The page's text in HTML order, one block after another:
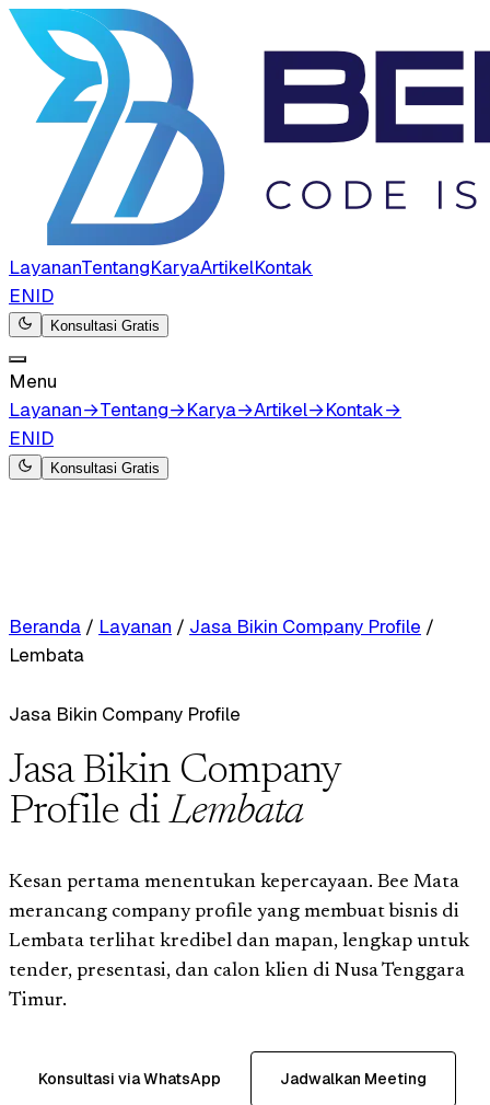
LayananTentangKaryaArtikelKontak
ENID
Konsultasi Gratis
Menu
Layanan→Tentang→Karya→Artikel→Kontak→
ENID
Konsultasi Gratis
Beranda / Layanan / Jasa Bikin Company Profile /
Lembata
Jasa Bikin Company Profile
Jasa Bikin Company
Profile diLembata
Kesan pertama menentukan kepercayaan. Bee Mata
merancang company profile yang membuat bisnis di
Lembata terlihat kredibel dan mapan, lengkap untuk
tender, presentasi, dan calon klien di Nusa Tenggara
Timur.
Konsultasi via WhatsApp Jadwalkan Meeting